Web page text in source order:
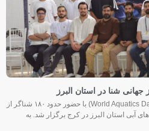
شنا در استان البرز
جشنواره بزرگداشت روز جهانی شنا (World Aquatics Day) با حضور حدود ۱۸۰ شناگر از
استان البرز در کرج برگزار شد. به